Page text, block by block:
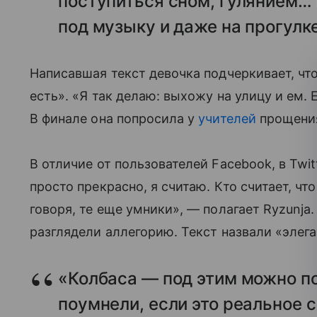
под музыку и даже на
Написавшая текст девочка подчеркивает,
есть». «Я так делаю: выхожу на улицу и ем.
В финале она попросила уучителей
В отличие от пользователей Facebook, в
просто прекрасно, я считаю. Кто считает,
говоря, те еще умники», — полагает
разглядели аллегорию. Текст назвали
«Колбаса — под этим можно
поумнели, если это реальное